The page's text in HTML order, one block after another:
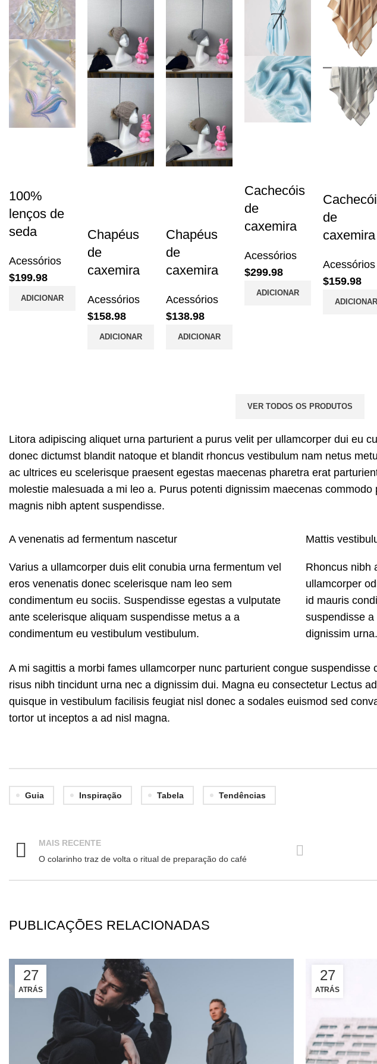
100%
lenços de
seda
Acessórios
$199.98
ADICIONAR
Chapéus
de
caxemira
Acessórios
$158.98
ADICIONAR
Chapéus
de
caxemira
Acessórios
$138.98
ADICIONAR
Cachecóis
de
caxemira
Acessórios
$299.98
ADICIONAR
de
caxemira
Acessórios
$159.98
ADICIONAR
VER TODOS OS PRODUTOS
Litora adipiscing aliquet urna parturient a purus velit per ullamcorper dui eu
donec dictumst blandit natoque et blandit rhoncus vestibulum nam netus
ac ultrices eu scelerisque praesent egestas maecenas pharetra erat
molestie malesuada a mi leo a. Purus potenti dignissim maecenas
magnis nibh aptent suspendisse.
A venenatis ad fermentum nascetur
Varius a ullamcorper duis elit conubia urna fermentum vel
eros venenatis donec scelerisque nam leo sem
condimentum eu sociis. Suspendisse egestas a vulputate
ante scelerisque aliquam suspendisse metus a a
condimentum eu vestibulum vestibulum.
Mattis
Rhoncus nibh
ullamcorper
id mauris
suspendisse
dignissim urna.
A mi sagittis a morbi fames ullamcorper nunc parturient congue
risus nibh tincidunt urna nec a dignissim dui. Magna eu consectetur Lectus
quisque in vestibulum facilisis feugiat nisl donec a sodales euismod sed
tortor ut inceptos a ad nisl magna.
Guia Inspiração Tabela Tendências
MAIS RECENTE
O colarinho traz de volta o ritual de preparação do café
PUBLICAÇÕES RELACIONADAS
27
ATRÁS
27
ATRÁS